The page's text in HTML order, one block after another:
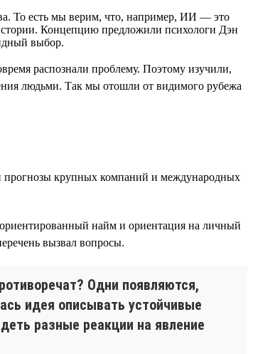
То есть мы верим, что, например, ИИ — это
Концепцию предложили психологи Дэн
выбор.
распознали проблему. Поэтому изучили,
людьми. Так мы отошли от видимого рубежа
прогнозы крупных компаний и международных
найм и ориентация на личный
вызвал вопросы.
Одни появляются,
идея описывать устойчивые
разные реакции на явление